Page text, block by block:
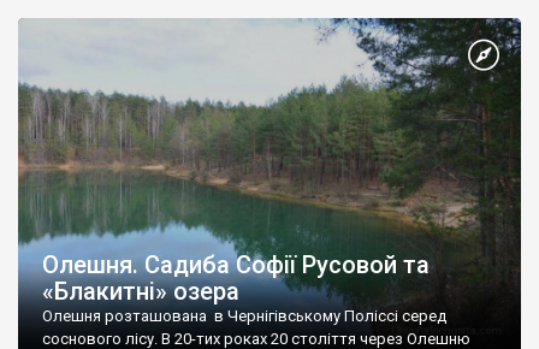
Олешня. Садиба Софії Русовой та
«Блакитні» озера
Олешня розташована в Чернігівському Поліссі серед
соснового лісу. В 20-тих роках 20 століття через Олешню